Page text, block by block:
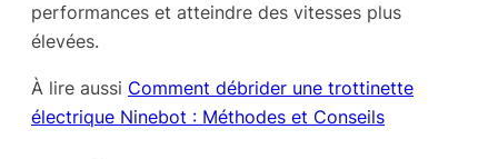
performances et atteindre des vitesses plus
élevées.
À lire aussi Comment débrider une trottinette
électrique Ninebot : Méthodes et Conseils